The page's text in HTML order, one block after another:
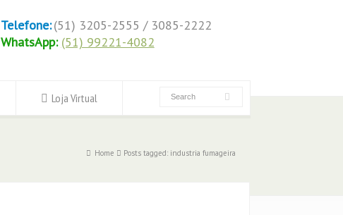
Telefone:(51) 3205-2555 / 3085-2222
WhatsApp: (51) 99221-4082
Loja Virtual
Home Posts tagged: industria fumageira